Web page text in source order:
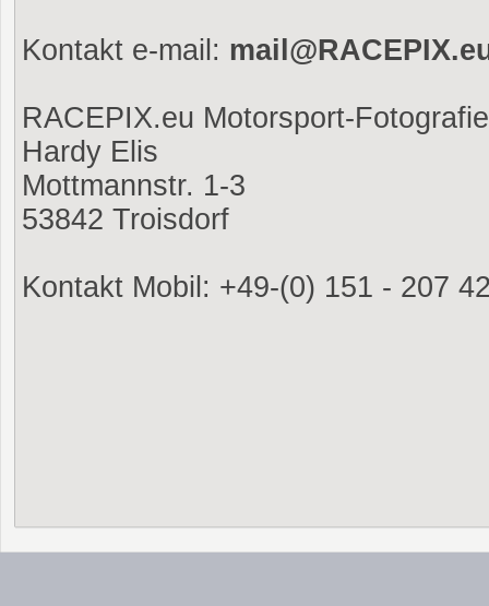
Kontakt e-mail:
RACEPIX.eu Motorsport-Fotografie
Hardy Elis
Mottmannstr. 1-3
53842 Troisdorf
Kontakt Mobil: +49-(0) 151 - 207